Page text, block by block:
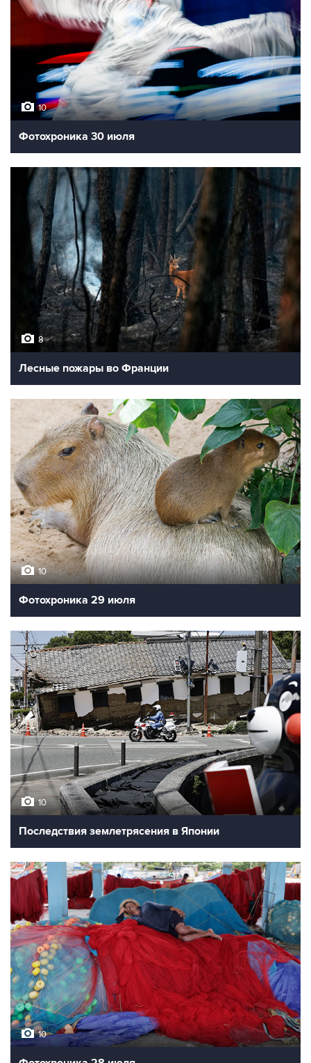
10
Фотохроника 30 июля
8
Лесные пожары во Франции
10
Фотохроника 29 июля
10
Последствия землетрясения в Японии
10